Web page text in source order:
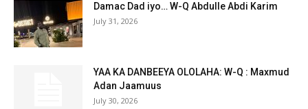
Damac Dad iyo… W-Q Abdulle Abdi Karim
July 31, 2026
YAA KA DANBEEYA OLOLAHA: W-Q : Maxmud
Adan Jaamuus
July 30, 2026